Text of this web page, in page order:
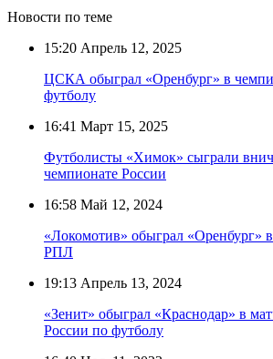
Новости по теме
15:20 Апрель 12, 2025
ЦСКА обыграл «Оренбург» в
футболу
16:41 Март 15, 2025
Футболисты «Химок» сыграли
чемпионате России
16:58 Май 12, 2024
«Локомотив» обыграл «Оренбург»
РПЛ
19:13 Апрель 13, 2024
«Зенит» обыграл «Краснодар» в
России по футболу